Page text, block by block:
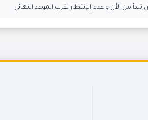
من الأن و عدم الإنتظار لقرب الموعد النهائي